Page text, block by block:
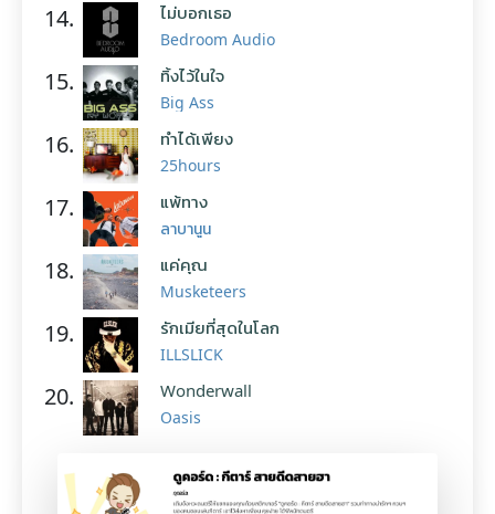
14. ไม่บอกเธอ
Bedroom Audio
15. ทิ้งไว้ในใจ
Big Ass
16. ทำได้เพียง
25hours
17. แพ้ทาง
ลาบานูน
18. แค่คุณ
Musketeers
19. รักเมียที่สุดในโลก
ILLSLICK
20. Wonderwall
Oasis